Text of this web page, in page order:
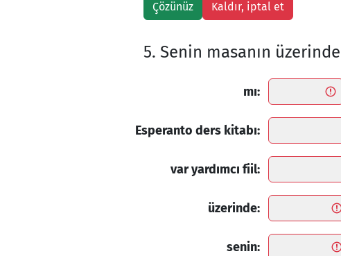
5. Senin masanın
mı:
Esperanto ders kitabı:
var yardımcı fiil:
üzerinde:
senin: